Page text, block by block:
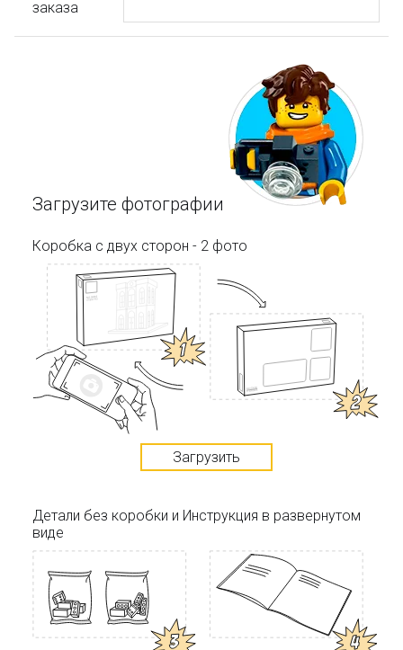
заказа
Загрузите фотографии
Коробка с двух сторон - 2 фото
Загрузить
Детали без коробки и Инструкция в развернутом
виде